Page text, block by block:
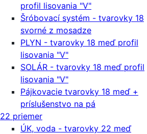
profil lisovania "V"
Šróbovací systém - tvarovky 18
svorné z mosadze
PLYN - tvarovky 18 meď profil
lisovania "V"
SOLÁR - tvarovky 18 meď profil
lisovania "V"
Pájkovacie tvarovky 18 meď +
príslušenstvo na pá
22 priemer
ÚK, voda - tvarovky 22 meď